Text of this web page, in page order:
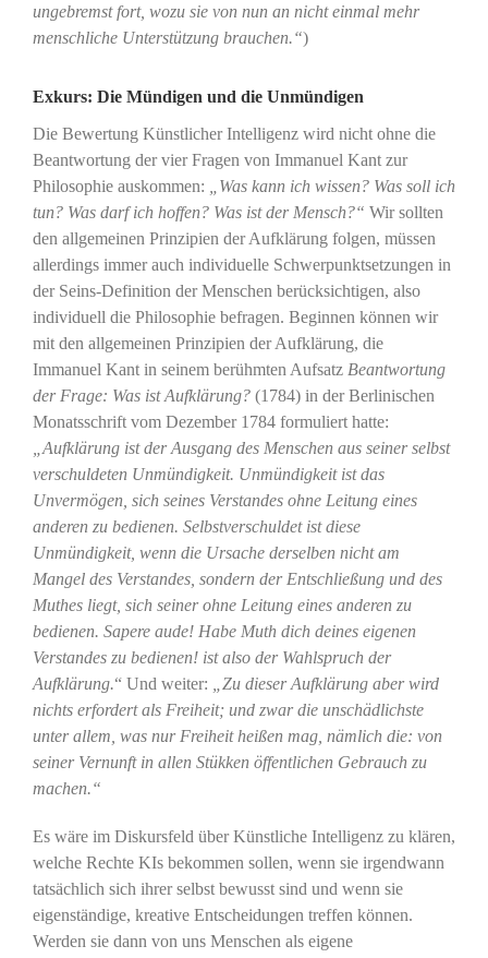
ungebremst fort, wozu sie von nun an nicht einmal mehr
menschliche Unterstützung brauchen.“)
Exkurs: Die Mündigen und die Unmündigen
Die Bewertung Künstlicher Intelligenz wird nicht ohne die
Beantwortung der vier Fragen von Immanuel Kant zur
Philosophie auskommen:
„Was kann ich wissen? Was soll ich
tun? Was darf ich hoffen? Was ist der Mensch?“ Wir sollten
den allgemeinen Prinzipien der Aufklärung folgen, müssen
allerdings immer auch individuelle Schwerpunktsetzungen in
der Seins-Definition der Menschen berücksichtigen, also
individuell die Philosophie befragen. Beginnen können wir
mit den allgemeinen Prinzipien der Aufklärung, die
Immanuel Kant in seinem berühmten Aufsatz Beantwortung
der Frage: Was ist Aufklärung?(1784) in der Berlinischen
Monatsschrift vom Dezember 1784 formuliert hatte:
„Aufklärung ist der Ausgang des Menschen aus seiner selbst
verschuldeten Unmündigkeit. Unmündigkeit ist das
Unvermögen, sich seines Verstandes ohne Leitung eines
anderen zu bedienen. Selbstverschuldet ist diese
Unmündigkeit, wenn die Ursache derselben nicht am
Mangel des Verstandes, sondern der Entschließung und des
Muthes liegt, sich seiner ohne Leitung eines anderen zu
bedienen. Sapere aude! Habe Muth dich deines eigenen
Verstandes zu bedienen! ist also der Wahlspruch der
Aufklärung.“ Und weiter:
„Zu dieser Aufklärung aber wird
nichts erfordert als Freiheit; und zwar die unschädlichste
unter allem, was nur Freiheit heißen mag, nämlich die: von
seiner Vernunft in allen Stükken öffentlichen Gebrauch zu
machen.“
Es wäre im Diskursfeld über Künstliche Intelligenz zu klären,
welche Rechte KIs bekommen sollen, wenn sie irgendwann
tatsächlich sich ihrer selbst bewusst sind und wenn sie
eigenständige, kreative Entscheidungen treffen können.
Werden sie dann von uns Menschen als eigene